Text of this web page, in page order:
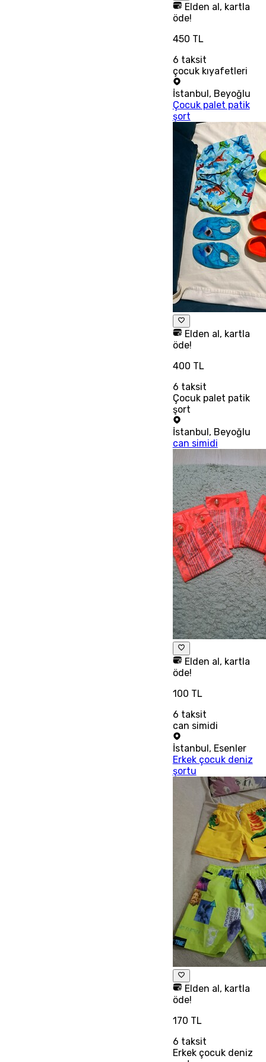
Elden al, kartla
öde!
450 TL
6 taksit
çocuk kıyafetleri
İstanbul, Beyoğlu
Çocuk palet patik
şort
Elden al, kartla
öde!
400 TL
6 taksit
Çocuk palet patik
şort
İstanbul , Beyoğlu
can simidi
Elden al, kartla
öde!
100 TL
6 taksit
can simidi
İstanbul, Esenler
Erkek çocuk deniz
şortu
Elden al, kartla
öde!
170 TL
6 taksit
Erkek çocuk deniz